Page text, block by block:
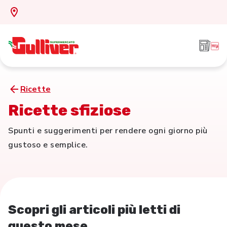
Ricette
Ricette sfiziose
Spunti e suggerimenti per rendere ogni giorno più
gustoso e semplice.
Scopri gli articoli più letti di